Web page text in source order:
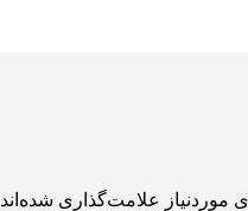
موردنیاز علامت‌گذاری شده‌اند